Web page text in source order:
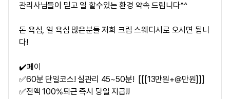
관리사님들이 믿고 일 할수있는 환경 약속 드립니다^^
돈 욕심, 일 욕심 많은분들 저희 크림 스웨디시로 오시면 됩니
다!
✔️페이
✅60분 단일코스! 실관리 45~50분! [[[13만원+@만원]]]
✅전액 100%퇴근 즉시 당일 지급!!